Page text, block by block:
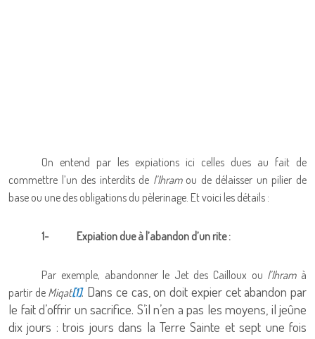
On entend par les expiations ici celles dues au fait de
commettre l’un des interdits de l’Ihram ou de délaisser un pilier de
base ou une des obligations du pèlerinage. Et voici les détails :
1- Expiation due à l’abandon d’un rite :
Par exemple, abandonner le Jet des Cailloux ou l’Ihramà
partir de Miqat[1]. Dans ce cas, on doit expier cet abandon par
le fait d’offrir un sacrifice. S’il n’en a pas les moyens, il jeûne
dix jours : trois jours dans la Terre Sainte et sept une fois